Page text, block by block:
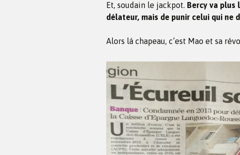
Et, soudain le jackpot. Bercy va plus
délateur, mais de punir celui qui ne
Alors là chapeau, c’est Mao et sa